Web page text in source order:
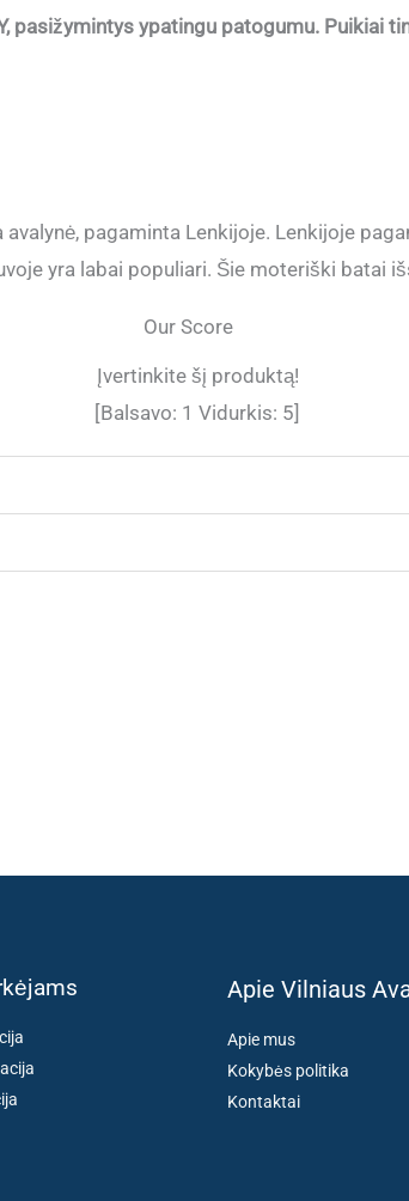
pasižymintys ypatingu patogumu. Puikiai
pagaminta Lenkijoje. Lenkijoje
yra labai populiari. Šie moteriški batai
Our Score
Įvertinkite šį produktą!
[Balsavo: 1 Vidurkis: 5]
Apie Vilniaus
Apie mus
Kokybės politika
Kontaktai